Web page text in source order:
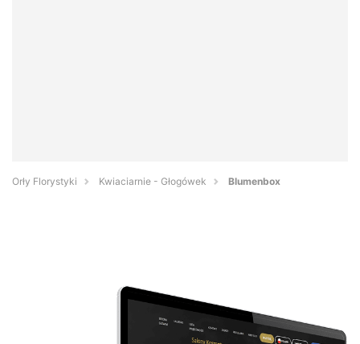
Orły Florystyki Kwiaciarnie - Głogówek Blumenbox